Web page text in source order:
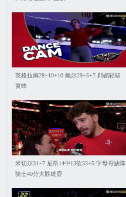
英格拉姆28+10+10 鲍尔29+5+7 鹈鹕轻取
黄蜂
米切尔31+7 尼昂14中13砍33+5 字母哥缺阵
骑士40分大胜雄鹿